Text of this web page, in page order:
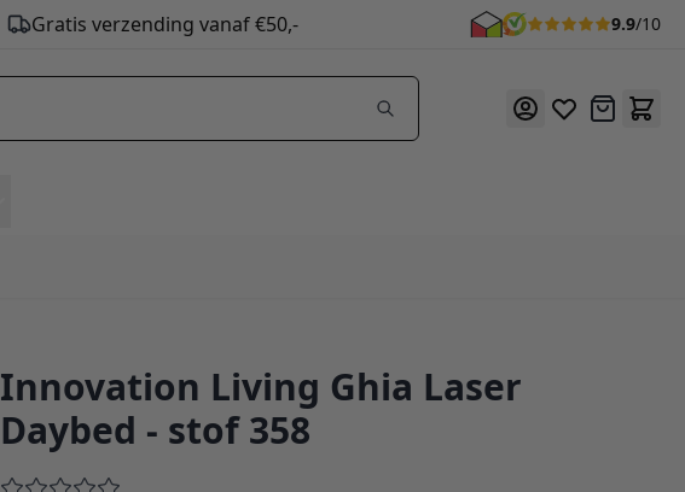
Gratis verzending vanaf €50,- 9.9/10
Offerte
Innovation Living Ghia Laser
Daybed - stof 358